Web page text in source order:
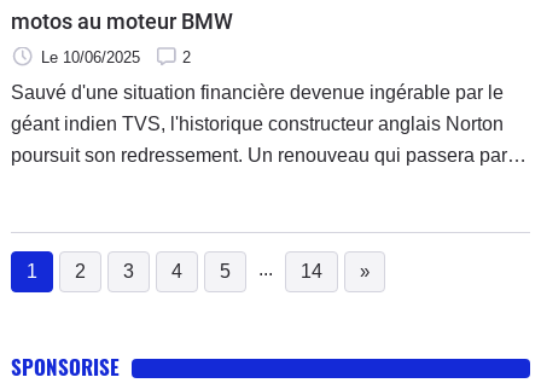
motos au moteur BMW
Le 10/06/2025 2
Sauvé d'une situation financière devenue ingérable par le
géant indien TVS, l'historique constructeur anglais Norton
poursuit son redressement. Un renouveau qui passera par la
1
(current)
2 3 4 5 ... 14 »
SPONSORISE